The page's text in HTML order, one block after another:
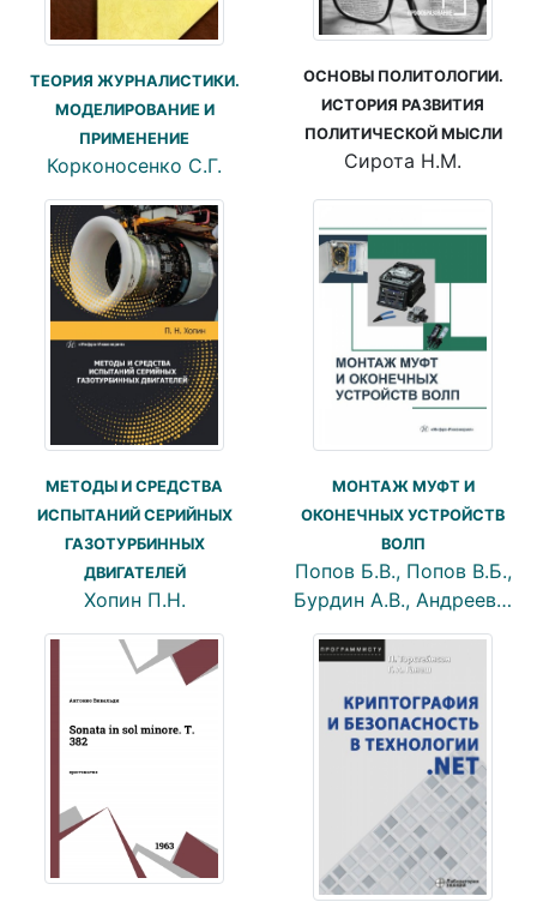
ТЕОРИЯ ЖУРНАЛИСТИКИ.
МОДЕЛИРОВАНИЕ И
ПРИМЕНЕНИЕ
Корконосенко С.Г.
ОСНОВЫ ПОЛИТОЛОГИИ.
ИСТОРИЯ РАЗВИТИЯ
ПОЛИТИЧЕСКОЙ МЫСЛИ
Сирота Н.М.
МЕТОДЫ И СРЕДСТВА
ИСПЫТАНИЙ СЕРИЙНЫХ
ГАЗОТУРБИННЫХ
ДВИГАТЕЛЕЙ
Хопин П.Н.
МОНТАЖ МУФТ И
ОКОНЕЧНЫХ УСТРОЙСТВ
ВОЛП
Попов Б.В., Попов В.Б.,
Бурдин А.В., Андреев…